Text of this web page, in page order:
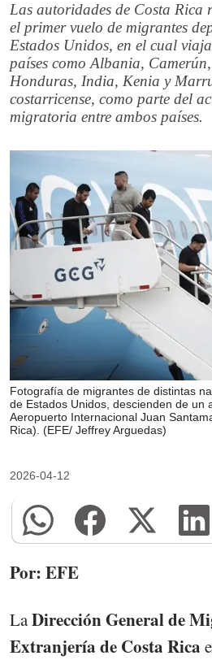
Las autoridades de Costa Rica
el primer vuelo de migrantes
Estados Unidos, en el cual
países como Albania,
Honduras, India, Kenia y
costarricense, como parte del
migratoria entre ambos países.
Fotografía de migrantes de distintas
de Estados Unidos, descienden de un
Aeropuerto Internacional Juan
Rica). (EFE/ Jeffrey Arguedas)
2026-04-12
Por: EFE
LaDirección General de
Extranjería de Costa Rica